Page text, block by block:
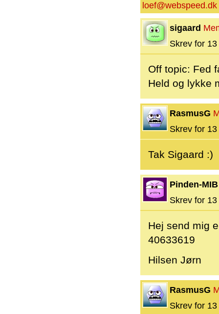
loef@webspeed.dk
sigaard
Skrev for
Off topic: Fed
Held og lykke
RasmusG
Skrev for
Tak Sigaard :)
Pinden-MIB
Skrev for
Hej send mig
40633619
Hilsen Jørn
RasmusG
Skrev for